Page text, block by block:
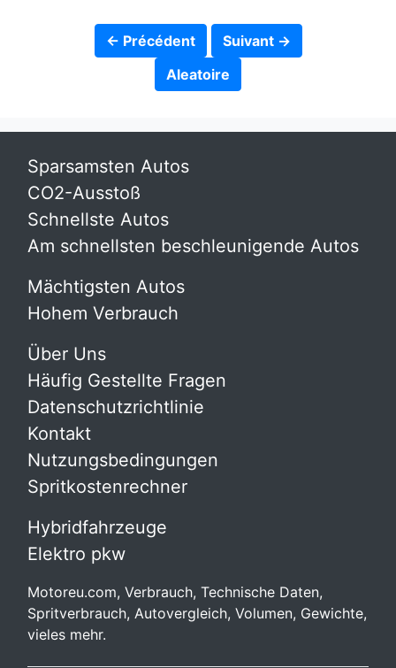
← Précédent
Suivant →
Aleatoire
Sparsamsten Autos
CO2-Ausstoß
Schnellste Autos
Am schnellsten beschleunigende Autos
Mächtigsten Autos
Hohem Verbrauch
Über Uns
Häufig Gestellte Fragen
Datenschutzrichtlinie
Kontakt
Nutzungsbedingungen
Spritkostenrechner
Hybridfahrzeuge
Elektro pkw
Motoreu.com, Verbrauch, Technische Daten,
Spritverbrauch, Autovergleich, Volumen, Gewichte,
vieles mehr.